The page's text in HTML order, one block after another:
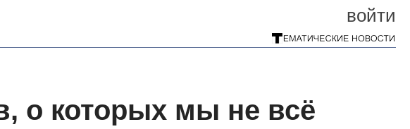
войти
о которых мы не всё